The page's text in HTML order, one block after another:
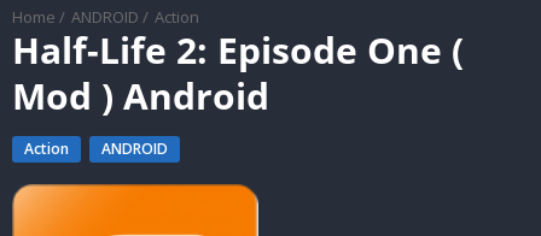
Home / ANDROID / Action
Half-Life 2: Episode One (
Mod ) Android
Action ANDROID